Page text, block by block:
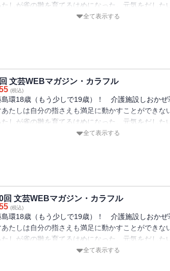
たしが雀の雛を育てるはめになった。元気をだした
全て表示する
文芸WEBマガジン・カラフル
(税込)
島環18歳（もう少しで19歳）！ 介護施設しおかぜ
あたしは自分の指さえも満足に動かすことができな
たしが雀の雛を育てるはめになった。元気をだした
全て表示する
回 文芸WEBマガジン・カラフル
(税込)
島環18歳（もう少しで19歳）！ 介護施設しおかぜ
あたしは自分の指さえも満足に動かすことができな
たしが雀の雛を育てるはめになった。元気をだした
全て表示する